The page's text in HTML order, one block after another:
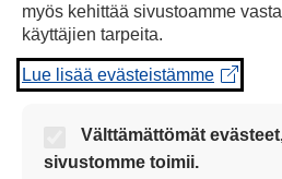
myös kehittää sivustoamme
käyttäjien tarpeita.
Lue lisää evästeistämme
Välttämättömät
sivustomme toimii.